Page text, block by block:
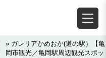
» ガレリアかめおか(道の駅）【亀
岡市観光／亀岡駅周辺観光スポッ